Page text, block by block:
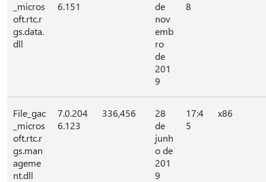
_micros
oft.rtc.r
gs.data.
dll
6.151
de
nov
emb
ro
de
201
9
8
File_gac
_micros
oft.rtc.r
gs.man
ageme
nt.dll
7.0.204
6.123
336,456
28
de
junh
o de
201
9
17:4
5
x86